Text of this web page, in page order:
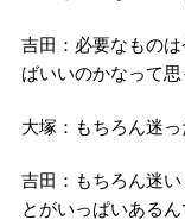
吉田：必要なもの
ばいいのかなって思
大塚：もちろん迷
吉田：もちろん迷
とがいっぱいある